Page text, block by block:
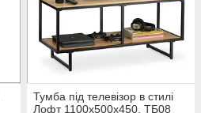
Тумба під телевізор в стилі
Лофт 1100х500х450, ТБ08